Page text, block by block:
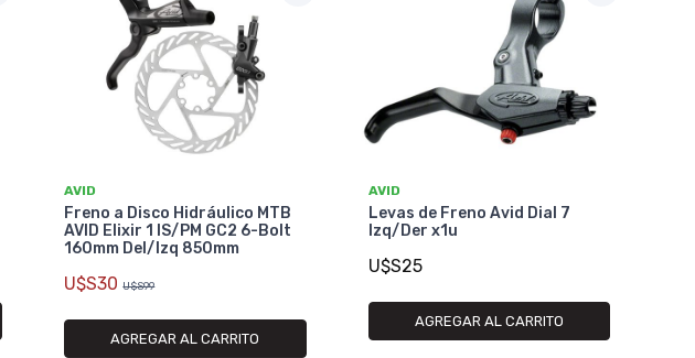
AVID
Freno a Disco Hidráulico MTB
AVID Elixir 1 IS/PM GC2 6-Bolt
160mm Del/Izq 850mm
U$S30 U$S99
AGREGAR AL CARRITO
AVID
Levas de Freno Avid Dial 7
Izq/Der x1u
U$S25
AGREGAR AL CARRITO